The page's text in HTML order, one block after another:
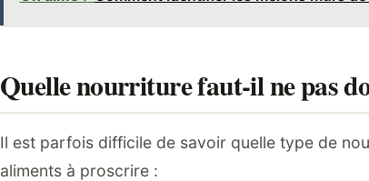
Quelle nourriture faut-il ne pas
Il est parfois difficile de savoir quelle type de
aliments à proscrire :